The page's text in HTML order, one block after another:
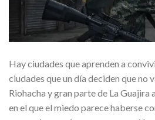
Hay ciudades que aprenden a
ciudades que un día deciden que no
Riohacha y gran parte de La Guajira
en el que el miedo parece haberse